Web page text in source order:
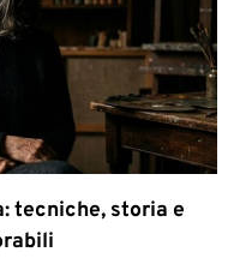
tecniche, storia e